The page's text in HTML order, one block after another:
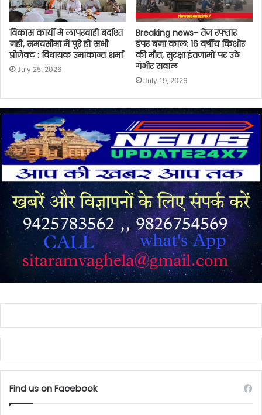
विकास कार्यों में लापरवाही बर्दाश्त
नहीं, समयसीमा में पूरे हों सभी
प्रोजेक्ट : विधायक उमाकान्त शर्मा
July 25, 2026
Breaking news- तेज रफ्तार
डंपर बना काल: 16 वर्षीय किशोर
की मौत, सुरक्षा इंतजामों पर उठे
गंभीर सवाल
July 19, 2026
Find us on Facebook